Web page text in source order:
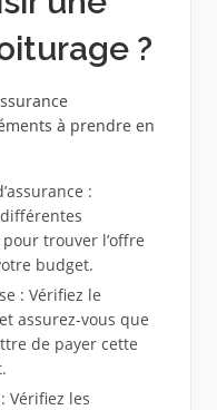
?
à prendre en
:
trouver l’offre
budget.
: Vérifiez le
assurez-vous que
de payer cette
Vérifiez les